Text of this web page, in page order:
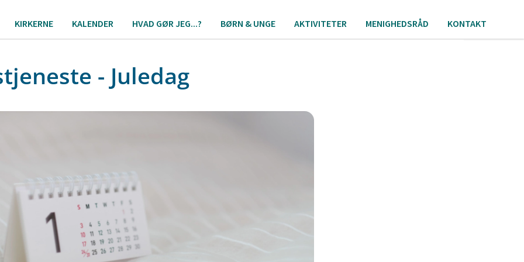
KIRKERNE KALENDER HVAD GØR JEG...? BØRN & UNGE AKTIVITETER MENIGHEDSRÅD KONTAKT
- Juledag